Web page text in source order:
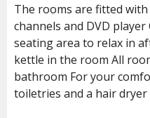
The rooms are fitted
channels and DVD
seating area to relax in
kettle in the room All
bathroom For your
toiletries and a hair dryer